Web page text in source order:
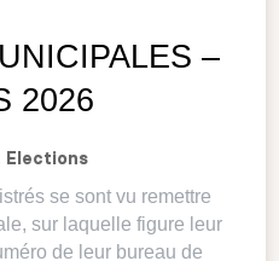
–
2026
Elections
se sont vu remettre
sur laquelle figure leur
de leur bureau de